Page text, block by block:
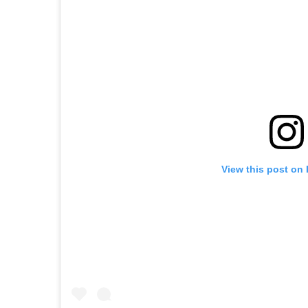
View this post on